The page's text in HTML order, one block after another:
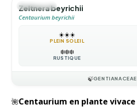
🌻ANNUELLE
Zeltnera beyrichii
Centaurium beyrichii
☀️☀️☀️
PLEIN SOLEIL
❄️❄️❄️
RUSTIQUE
🍃GENTIANACEAE
🌺Centaurium en plante vivace